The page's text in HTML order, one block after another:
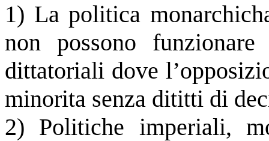
1) La politica
non possono
dittatoriali dove
minorita senza dititti di
2) Politiche imperiali,